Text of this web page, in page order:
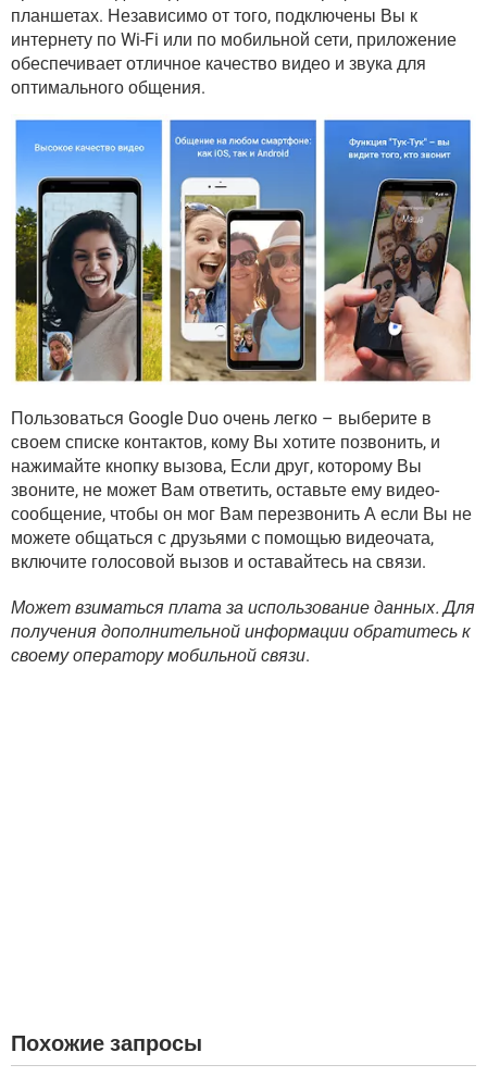
YANDEX
планшетах. Независимо от того, подключены Вы к
интернету по Wi-Fi или по мобильной сети, приложение
обеспечивает отличное качество видео и звука для
оптимального общения.
Пользоваться Google Duo очень легко – выберите в
своем списке контактов, кому Вы хотите позвонить, и
нажимайте кнопку вызова, Если друг, которому Вы
звоните, не может Вам ответить, оставьте ему видео-
сообщение, чтобы он мог Вам перезвонить А если Вы не
можете общаться с друзьями c помощью видеочата,
включите голосовой вызов и оставайтесь на связи.
Может взиматься плата за использование данных. Для
получения дополнительной информации обратитесь к
своему оператору мобильной связи.
Похожие запросы